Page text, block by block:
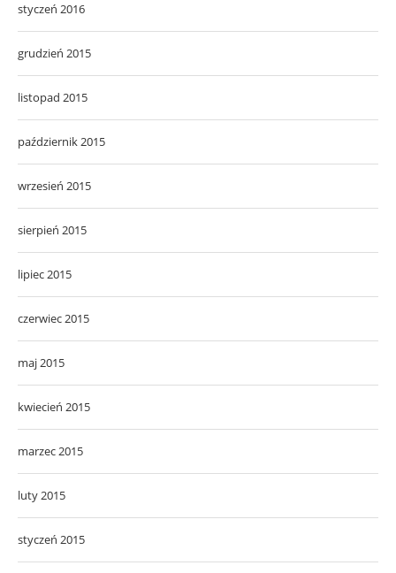
styczeń 2016
grudzień 2015
listopad 2015
październik 2015
wrzesień 2015
sierpień 2015
lipiec 2015
czerwiec 2015
maj 2015
kwiecień 2015
marzec 2015
luty 2015
styczeń 2015